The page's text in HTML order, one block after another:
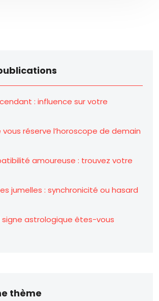
: influence sur votre
vous réserve l’horoscope de demain
amoureuse : trouvez votre
jumelles : synchronicité ou hasard
signe astrologique êtes-vous
thème